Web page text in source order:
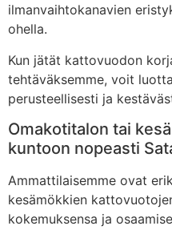
ilmanvaihtokanavien
ohella.
Kun jätät kattovuodon
tehtäväksemme, voit
perusteellisesti ja
Omakotitalon tai
kuntoon nopeasti
Ammattilaisemme ovat
kesämökkien
kokemuksensa ja